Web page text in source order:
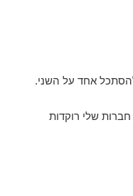
אחד על השני.
שלי רוקדות